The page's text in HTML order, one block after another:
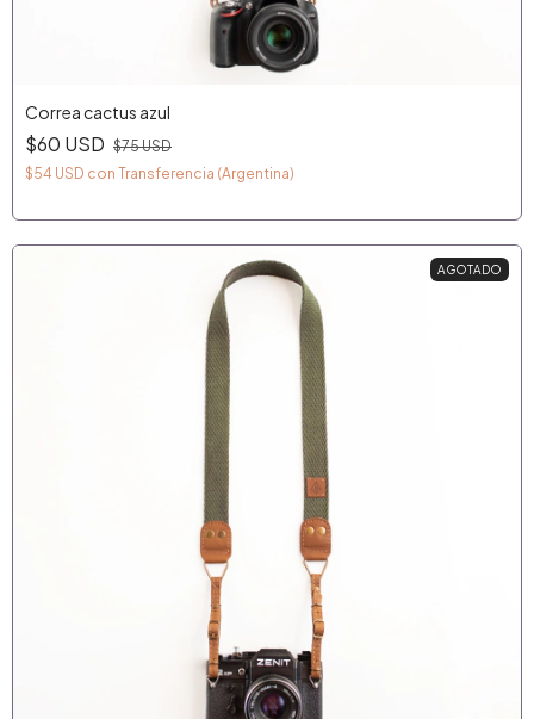
Correa cactus azul
$60 USD $75 USD
$54 USD con Transferencia (Argentina)
AGOTADO